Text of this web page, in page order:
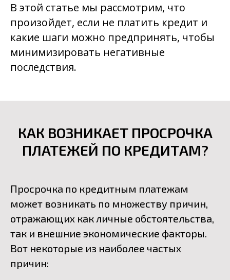
В этой статье мы рассмотрим, что
произойдет, если не платить кредит и
какие шаги можно предпринять, чтобы
минимизировать негативные
последствия.
КАК ВОЗНИКАЕТ ПРОСРОЧКА
ПЛАТЕЖЕЙ ПО КРЕДИТАМ?
Просрочка по кредитным платежам
может возникать по множеству причин,
отражающих как личные обстоятельства,
так и внешние экономические факторы.
Вот некоторые из наиболее частых
причин: